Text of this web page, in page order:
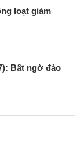
loạt giảm
Bất ngờ đảo